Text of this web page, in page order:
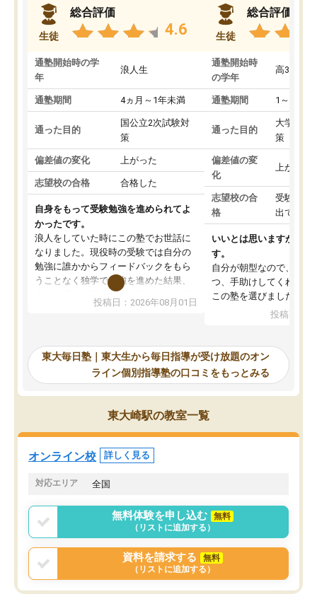
生徒
総合評価
4.6
通塾開始時の学
年
浪人生
通塾期間 4ヵ月～1年未満
通った目的
国公立2次試験対
策
偏差値の変化 上がった
志望校の合格 合格した
自身をもって受験勉強を進められてよ
かったです。
浪人をしていた時にこの塾でお世話に
なりました。現役時の受験では自分の
勉強に誰かからフィードバックをもら
うことなく独学で勉強を進めた結果、
入試本番に地歴の学習が間に合わず不
合格となってしまいました。その経験
東大毎日塾にたどり着きました。学習
の長期計画や日々の勉強のやり方につ
いて客観的なアドバイスをいただけた
ので、自信をもって受験勉強を進める
ことができました。自分のように勉強
のやり方や進捗管理で苦労している方
には特におすすめしたい塾です。
投稿日：2026年08月01日
生徒
総合評価
通塾開始時
の学年
高3
通塾期間 1～3ヵ月
通った目的
大学入学
策
偏差値の変
化
上がった
志望校の合
格
受験して
出ていな
いいとは思いますが、料
す。
自分が朝型なので、自習
つ、手助けしてくれる設
この塾を選びました。
投稿日：
東大毎日塾｜東大生から毎日指導が受け放題のオン
ライン個別指導塾の口コミをもっとみる
東大崎駅の教室一覧
オンライン校 詳しく見る
対応エリア 全国
無料体験を申し込む
無料
（リストに追加する）
資料を請求する
無料
（リストに追加する）